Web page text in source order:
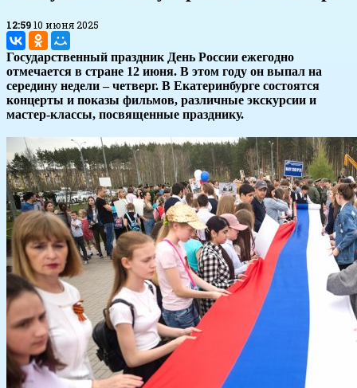
12:5910 июня 2025
Государственный праздник День России ежегодно
отмечается в стране 12 июня. В этом году он выпал на
середину недели – четверг. В Екатеринбурге состоятся
концерты и показы фильмов, различные экскурсии и
мастер-классы, посвященные празднику.